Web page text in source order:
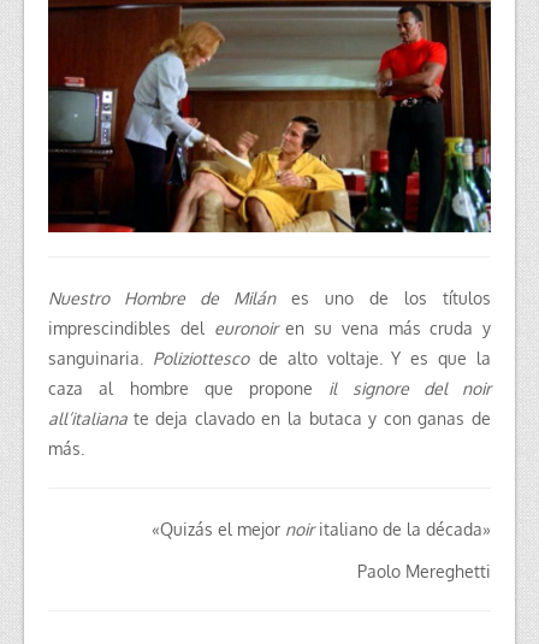
Nuestro Hombre de Milán es uno de los títulos
imprescindibles del euronoiren su vena más cruda y
sanguinaria. Poliziottescode alto voltaje. Y es que la
caza al hombre que propone il signore del noir
all’italiana te deja clavado en la butaca y con ganas de
más.
«Quizás el mejor noiritaliano de la década»
Paolo Mereghetti